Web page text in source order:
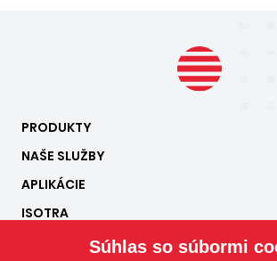
PRODUKTY
NAŠE SLUŽBY
APLIKÁCIE
ISOTRA
Súhlas so súbormi